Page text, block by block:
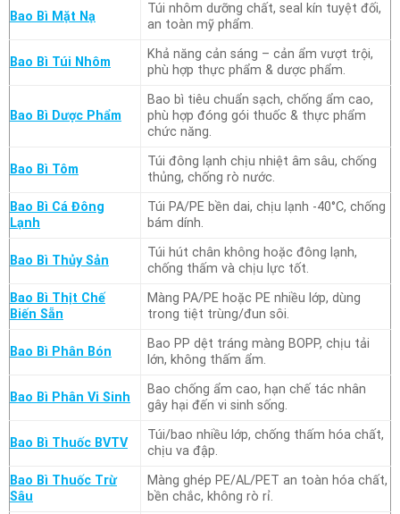
Bao Bì Mặt Nạ
Túi nhôm dưỡng chất, seal kín tuyệt đối,
an toàn mỹ phẩm.
Bao Bì Túi Nhôm
Khả năng cản sáng – cản ẩm vượt trội,
phù hợp thực phẩm & dược phẩm.
Bao Bì Dược Phẩm
Bao bì tiêu chuẩn sạch, chống ẩm cao,
phù hợp đóng gói thuốc & thực phẩm
chức năng.
Bao Bì Tôm
Túi đông lạnh chịu nhiệt âm sâu, chống
thủng, chống rò nước.
Bao Bì Cá Đông
Lạnh
Túi PA/PE bền dai, chịu lạnh -40°C, chống
bám dính.
Bao Bì Thủy Sản
Túi hút chân không hoặc đông lạnh,
chống thấm và chịu lực tốt.
Bao Bì Thịt Chế
Biến Sẵn
Màng PA/PE hoặc PE nhiều lớp, dùng
trong tiệt trùng/đun sôi.
Bao Bì Phân Bón
Bao PP dệt tráng màng BOPP, chịu tải
lớn, không thấm ẩm.
Bao Bì Phân Vi Sinh
Bao chống ẩm cao, hạn chế tác nhân
gây hại đến vi sinh sống.
Bao Bì Thuốc BVTV
Túi/bao nhiều lớp, chống thấm hóa chất,
chịu va đập.
Bao Bì Thuốc Trừ
Sâu
Màng ghép PE/AL/PET an toàn hóa chất,
bền chắc, không rò rỉ.